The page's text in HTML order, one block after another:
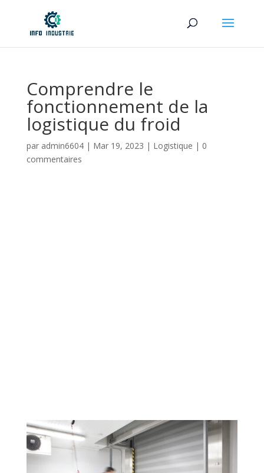
Comprendre le
fonctionnement de la
logistique du froid
par admin6604| Mar 19, 2023 | Logistique | 0
commentaires